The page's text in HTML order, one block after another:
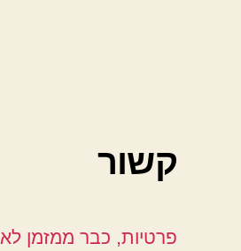
קשור
פרטיות, כבר ממזמן לא